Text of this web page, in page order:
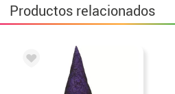
Productos relacionados